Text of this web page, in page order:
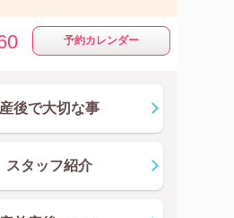
予約カレンダー
産後で大切な事
スタッフ紹介